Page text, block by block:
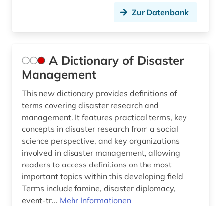
atomkraft (1)
ausbildung (1)
ausbildungsförderung (1)
ausenhandelswirtschaft (1)
ausfalleffekt (1)
ausgabe (1)
ausland (3)
Malta (3)
Mittelamerika (6)
Moldawien (4)
Monaco (2)
Montenegro (2)
Niederlande (6)
Niedersachsen (1)
Zur Datenbank
A Dictionary of Disaster
Management
This new dictionary provides definitions of
terms covering disaster research and
management. It features practical terms, key
concepts in disaster research from a social
science perspective, and key organizations
involved in disaster management, allowing
readers to access definitions on the most
important topics within this developing field.
Terms include famine, disaster diplomacy,
event-tr... Mehr Informationen